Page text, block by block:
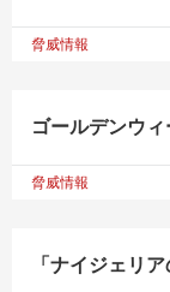
脅威情報
ゴールデンウ
脅威情報
「ナイジェリ